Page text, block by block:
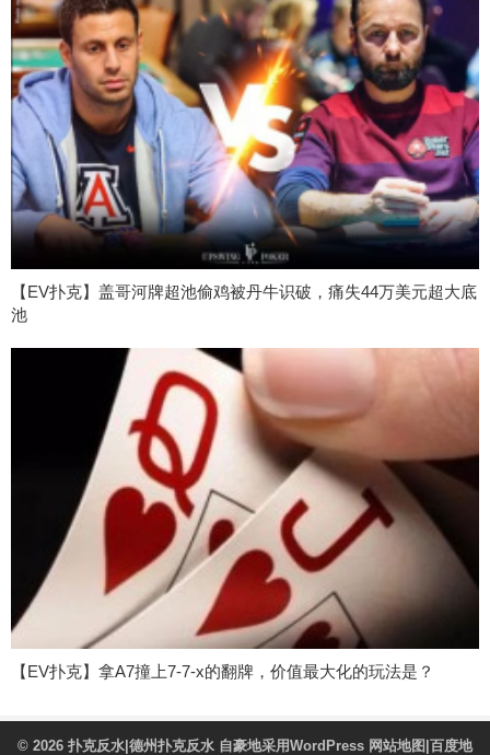
【EV扑克】盖哥河牌超池偷鸡被丹牛识破，痛失44万美元超大底
池
【EV扑克】拿A7撞上7-7-x的翻牌，价值最大化的玩法是？
© 2026 扑克反水|德州扑克反水 自豪地采用WordPress 网站地图 百度地